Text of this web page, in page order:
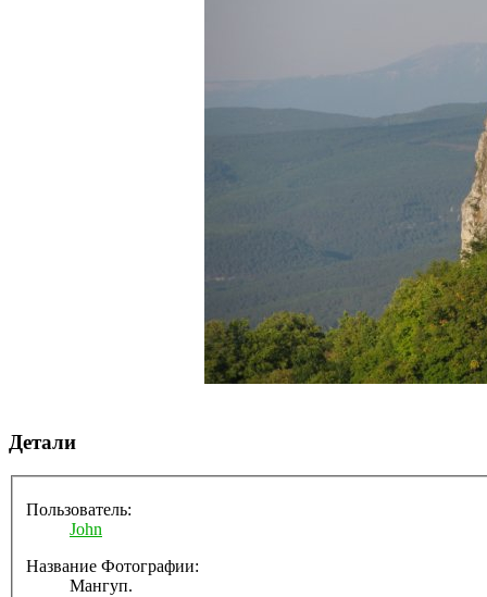
Детали
Пользователь:
John
Название Фотографии:
Мангуп.